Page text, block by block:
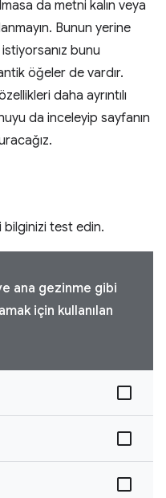
da metni kalın veya
Bunun yerine
bunu
öğeler de vardır.
daha ayrıntılı
da inceleyip sayfanın
bilginizi test edin.
ana gezinme gibi
için kullanılan